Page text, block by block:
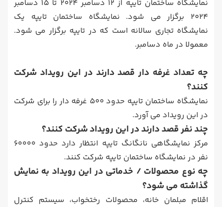
نمایشگاه ساختمان تایپه از 12 دسامبر 2024 تا 15 دسامبر
2024 برگزار می شود. نمایشگاه ساختمان تایپه یک
نمایشگاه تجاری سالانه است که در تایپه برگزار می شود.
معمولا در ماه دسامبر.
چه تعداد غرفه دار قصد دارند در این رویداد شرکت
کنند؟
نمایشگاه ساختمان تایپه حدود 500 غرفه دار را برای شرکت
در این رویداد می آورد.
چند نفر قصد دارند در این رویداد شرکت کنند؟
مرکز نمایشگاهی نانگانگ تایپه انتظار دارد حدود 60000
نفر در نمایشگاه ساختمان تایپه شرکت کنند.
چه نوع محصولات / خدماتی در این رویداد به نمایش
گذاشته می شود؟
اقلام مبلمان خانه، محصولات رختخواب، سیستم کنترل